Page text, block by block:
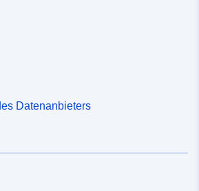
Datenanbieters